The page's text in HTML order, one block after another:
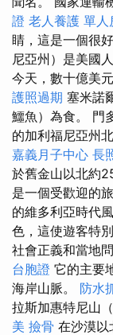
證 老人養護 單人
睛，這是一個很
尼亞州）是美國
今天，數十億美
護照過期 塞米諾
鱷魚）為食。 門
的加利福尼亞州
嘉義月子中心 長
於舊金山以北約
是一個受歡迎的
的維多利亞時代
色，這使遊客特
社會正義和當地
台胞證 它的主要
海岸山脈。 防水
拉斯加惠特尼山
美 撿骨 在沙漠以